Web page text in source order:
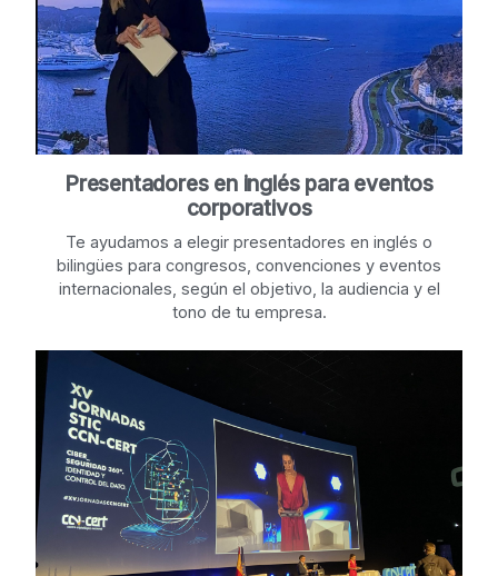
Presentadores en inglés para eventos
corporativos
Te ayudamos a elegir presentadores en inglés o
bilingües para congresos, convenciones y eventos
internacionales, según el objetivo, la audiencia y el
tono de tu empresa.